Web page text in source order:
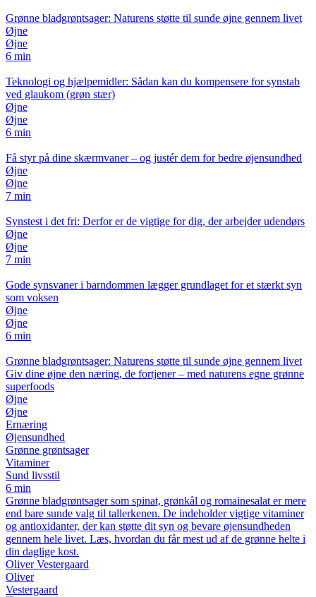
Grønne bladgrøntsager: Naturens støtte til sunde øjne gennem livet
Øjne
Øjne
6 min
Teknologi og hjælpemidler: Sådan kan du kompensere for synstab
ved glaukom (grøn stær)
Øjne
Øjne
6 min
Få styr på dine skærmvaner – og justér dem for bedre øjensundhed
Øjne
Øjne
7 min
Synstest i det fri: Derfor er de vigtige for dig, der arbejder udendørs
Øjne
Øjne
7 min
Gode synsvaner i barndommen lægger grundlaget for et stærkt syn
som voksen
Øjne
Øjne
6 min
Grønne bladgrøntsager: Naturens støtte til sunde øjne gennem livet
Giv dine øjne den næring, de fortjener – med naturens egne grønne
superfoods
Øjne
Øjne
Ernæring
Øjensundhed
Grønne grøntsager
Vitaminer
Sund livsstil
6 min
Grønne bladgrøntsager som spinat, grønkål og romainesalat er mere
end bare sunde valg til tallerkenen. De indeholder vigtige vitaminer
og antioxidanter, der kan støtte dit syn og bevare øjensundheden
gennem hele livet. Læs, hvordan du får mest ud af de grønne helte i
din daglige kost.
Oliver Vestergaard
Oliver
Vestergaard